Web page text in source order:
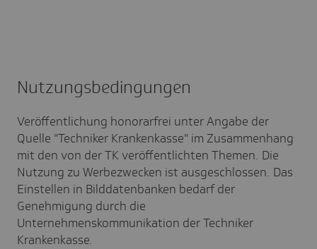
Nutzungs­be­din­gungen
Veröffentlichung honorarfrei unter Angabe der
Quelle "Techniker Krankenkasse" im Zusammenhang
mit den von der TK veröffentlichten Themen. Die
Nutzung zu Werbezwecken ist ausgeschlossen. Das
Einstellen in Bilddatenbanken bedarf der
Genehmigung durch die
Unternehmenskommunikation der Techniker
Krankenkasse.